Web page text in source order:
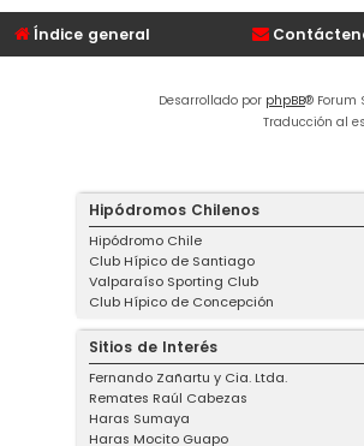
Índice general
Desarrollado por phpBB® Forum
Traducción al
Hipódromos Chilenos
Hipódromo Chile
Club Hípico de Santiago
Valparaíso Sporting Club
Club Hípico de Concepción
Sitios de Interés
Fernando Zañartu y Cia. Ltda.
Remates Raúl Cabezas
Haras Sumaya
Haras Mocito Guapo